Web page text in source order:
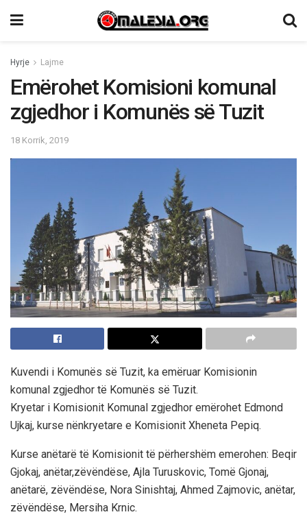
Hyrje Lajme
Emërohet Komisioni komunal
zgjedhor i Komunës së Tuzit
18 Korrik, 2019
Kuvendi i Komunës së Tuzit, ka emëruar Komisionin
komunal zgjedhor të Komunës së Tuzit.
Kryetar i Komisionit Komunal zgjedhor emërohet Edmond
Ujkaj, kurse nënkryetare e Komisionit Xheneta Pepiq.
Kurse anëtarë të Komisionit të përhershëm emerohen: Beqir
Gjokaj, anëtar,zëvëndëse, Ajla Turuskovic, Tomë Gjonaj,
anëtarë, zëvëndëse, Nora Sinishtaj, Ahmed Zajmovic, anëtar,
zëvëndëse, Mersiha Krnic.